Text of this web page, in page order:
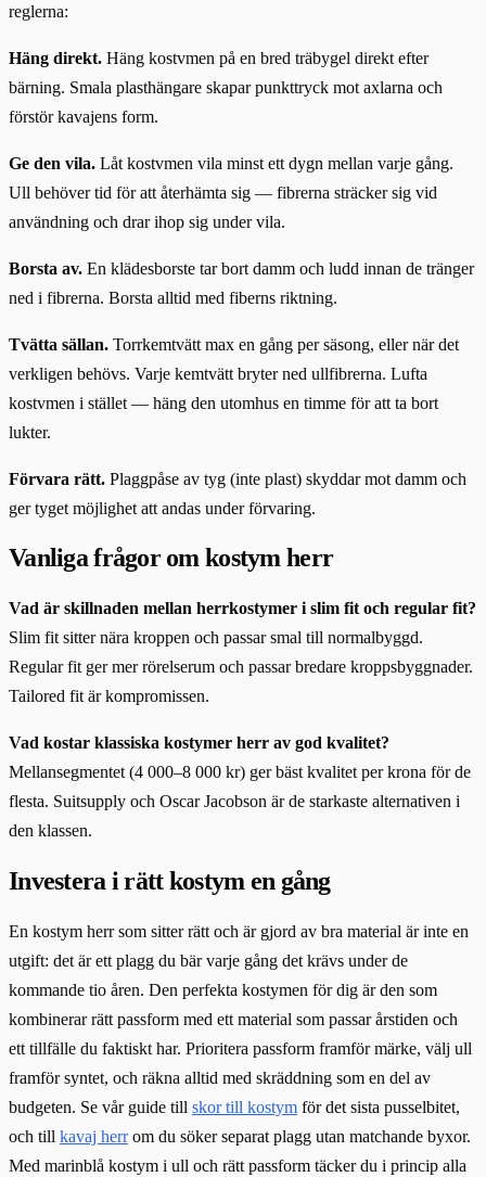
reglerna:
Häng direkt. Häng kostvmen på en bred träbygel direkt efter
bärning. Smala plasthängare skapar punkttryck mot axlarna och
förstör kavajens form.
Ge den vila. Låt kostvmen vila minst ett dygn mellan varje gång.
Ull behöver tid för att återhämta sig — fibrerna sträcker sig vid
användning och drar ihop sig under vila.
Borsta av. En klädesborste tar bort damm och ludd innan de tränger
ned i fibrerna. Borsta alltid med fiberns riktning.
Tvätta sällan. Torrkemtvätt max en gång per säsong, eller när det
verkligen behövs. Varje kemtvätt bryter ned ullfibrerna. Lufta
kostvmen i stället — häng den utomhus en timme för att ta bort
lukter.
Förvara rätt. Plaggpåse av tyg (inte plast) skyddar mot damm och
ger tyget möjlighet att andas under förvaring.
Vanliga frågor om kostym herr
Vad är skillnaden mellan herrkostymer i slim fit och regular fit?
Slim fit sitter nära kroppen och passar smal till normalbyggd.
Regular fit ger mer rörelserum och passar bredare kroppsbyggnader.
Tailored fit är kompromissen.
Vad kostar klassiska kostymer herr av god kvalitet?
Mellansegmentet (4 000–8 000 kr) ger bäst kvalitet per krona för de
flesta. Suitsupply och Oscar Jacobson är de starkaste alternativen i
den klassen.
Investera i rätt kostym en gång
En kostym herr som sitter rätt och är gjord av bra material är inte en
utgift: det är ett plagg du bär varje gång det krävs under de
kommande tio åren. Den perfekta kostymen för dig är den som
kombinerar rätt passform med ett material som passar årstiden och
ett tillfälle du faktiskt har. Prioritera passform framför märke, välj ull
framför syntet, och räkna alltid med skräddning som en del av
budgeten. Se vår guide till skor till kostym för det sista pusselbitet,
och till kavaj herrom du söker separat plagg utan matchande byxor.
Med marinblå kostym i ull och rätt passform täcker du i princip alla